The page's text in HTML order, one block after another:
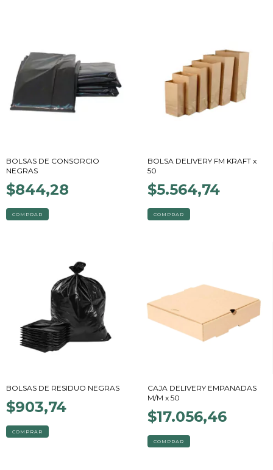
BOLSAS DE CONSORCIO
NEGRAS
$844,28
COMPRAR
BOLSA DELIVERY FM KRAFT x
50
$5.564,74
COMPRAR
BOLSAS DE RESIDUO NEGRAS
$903,74
COMPRAR
CAJA DELIVERY EMPANADAS
M/M x 50
$17.056,46
COMPRAR